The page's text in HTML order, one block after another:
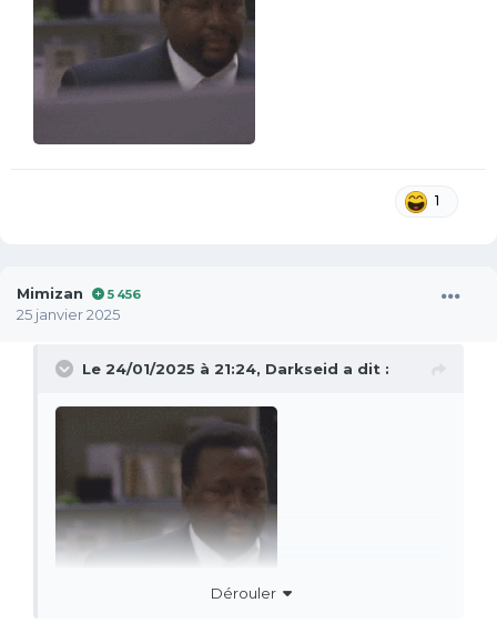
1
Mimizan 5 456
25 janvier 2025
Le 24/01/2025 à 21:24, Darkseid a dit :
Dérouler